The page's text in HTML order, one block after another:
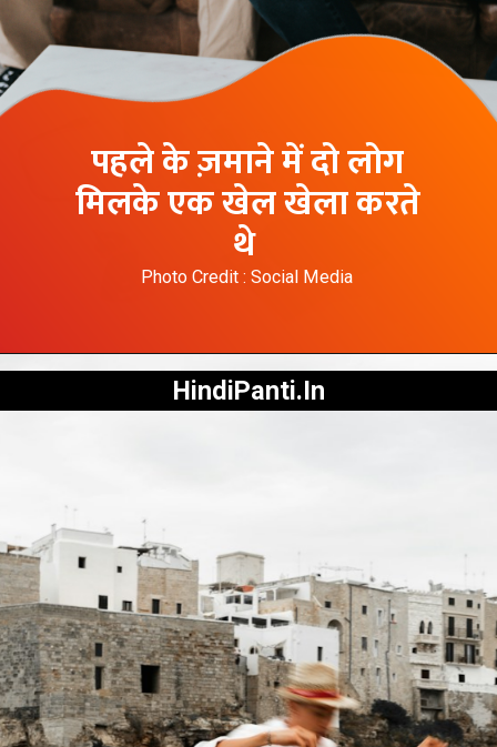
पहले के ज़माने में दो लोग
मिलके एक खेल खेला करते
थे
Photo Credit : Social Media
HindiPanti.In